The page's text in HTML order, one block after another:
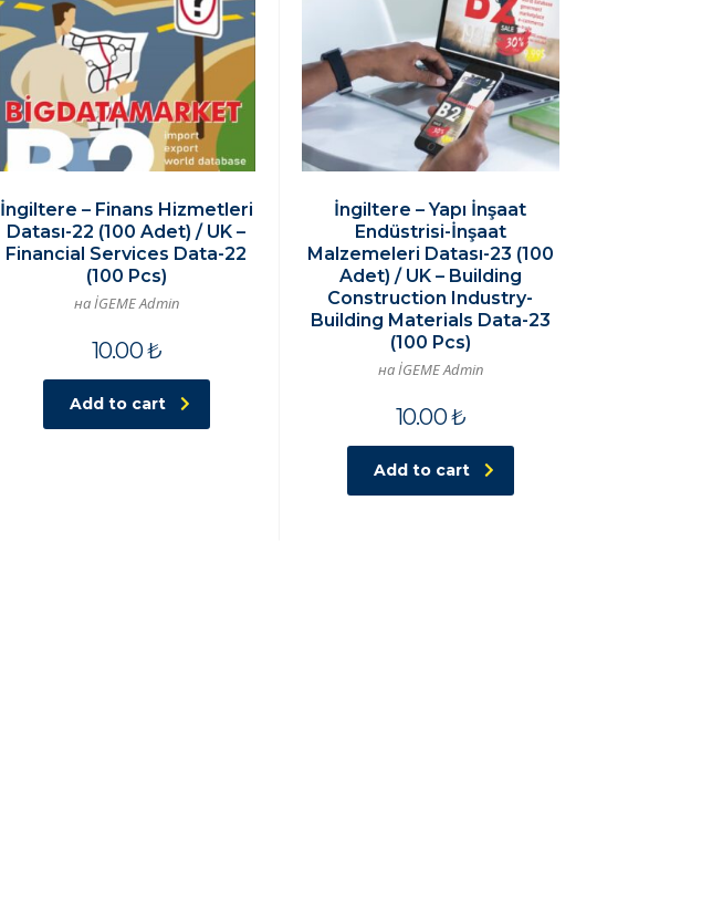
İngiltere – Finans Hizmetleri
Datası-22 (100 Adet) / UK –
Financial Services Data-22
(100 Pcs)
на İGEME Admin
10.00₺
Add to cart
İngiltere – Yapı İnşaat
Endüstrisi-İnşaat
Malzemeleri Datası-23 (100
Adet) / UK – Building
Construction Industry-
Building Materials Data-23
(100 Pcs)
на İGEME Admin
10.00₺
Add to cart